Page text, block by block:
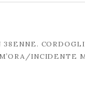
INCIDENTE